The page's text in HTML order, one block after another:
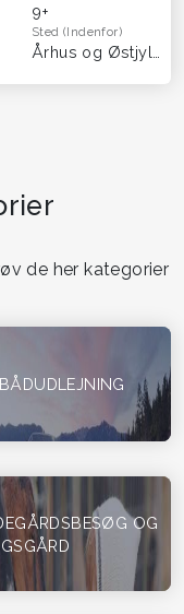
9+
Sted(Indenfor)
de her kategorier
BÅDUDLEJNING
OG